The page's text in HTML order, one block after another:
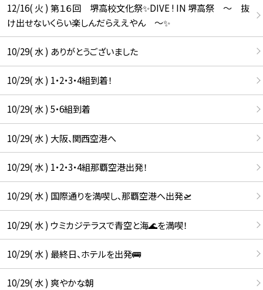
12/16( 火 ) 第１６回 堺高校文化祭✨DIVE ! IN 堺高祭 ～ 抜
け出せないくらい楽しんだらええやん ～✨
10/29( 水 ) ありがとうございました
10/29( 水 ) 1・2・3・4組到着！
10/29( 水 ) 5・6組到着
10/29( 水 ) 大阪、関西空港へ
10/29( 水 ) 1・2・3・4組那覇空港出発！
10/29( 水 ) 国際通りを満喫し、那覇空港へ出発🛫
10/29( 水 ) ウミカジテラスで青空と海🌊を満喫！
10/29( 水 ) 最終日、ホテルを出発🚌
10/29( 水 ) 爽やかな朝